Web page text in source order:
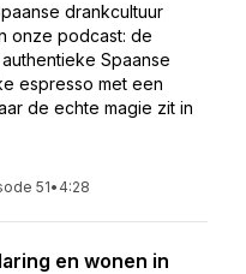
drankcultuur
onze podcast: de
Spaanse
espresso met een
de echte magie zit in
51• 4:28
en wonen in